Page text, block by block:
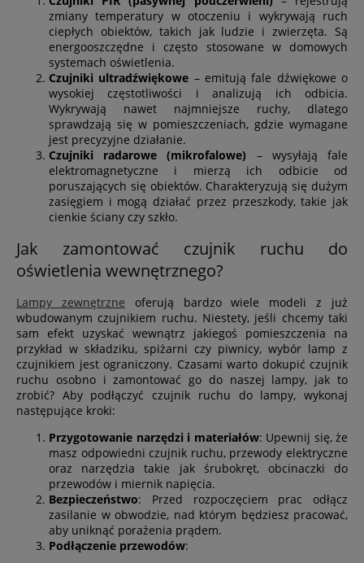
zmiany temperatury w otoczeniu i wykrywają ruch
ciepłych obiektów, takich jak ludzie i zwierzęta. Są
energooszczędne i często stosowane w domowych
systemach oświetlenia.
Czujniki ultradźwiękowe – emitują fale dźwiękowe o
wysokiej częstotliwości i analizują ich odbicia.
Wykrywają nawet najmniejsze ruchy, dlatego
sprawdzają się w pomieszczeniach, gdzie wymagane
jest precyzyjne działanie.
Czujniki radarowe (mikrofalowe) – wysyłają fale
elektromagnetyczne i mierzą ich odbicie od
poruszających się obiektów. Charakteryzują się dużym
zasięgiem i mogą działać przez przeszkody, takie jak
cienkie ściany czy szkło.
Jak zamontować czujnik ruchu do
oświetlenia wewnętrznego?
Lampy zewnętrzne oferują bardzo wiele modeli z już
wbudowanym czujnikiem ruchu. Niestety, jeśli chcemy taki
sam efekt uzyskać wewnątrz jakiegoś pomieszczenia na
przykład w składziku, spiżarni czy piwnicy, wybór lamp z
czujnikiem jest ograniczony. Czasami warto dokupić czujnik
ruchu osobno i zamontować go do naszej lampy, jak to
zrobić? Aby podłączyć czujnik ruchu do lampy, wykonaj
następujące kroki:
Przygotowanie narzędzi i materiałów: Upewnij się, że
masz odpowiedni czujnik ruchu, przewody elektryczne
oraz narzędzia takie jak śrubokręt, obcinaczki do
przewodów i miernik napięcia.
Bezpieczeństwo: Przed rozpoczęciem prac odłącz
zasilanie w obwodzie, nad którym będziesz pracować,
aby uniknąć porażenia prądem.
Podłączenie przewodów: